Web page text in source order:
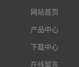
网站首页
产品中心
下载中心
在线留言